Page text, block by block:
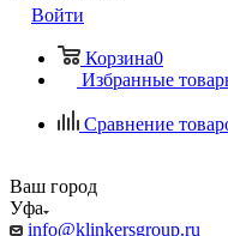
Войти
Корзина0
Избранные
Сравнение
Ваш город
Уфа
info@klinkersgroup.ru